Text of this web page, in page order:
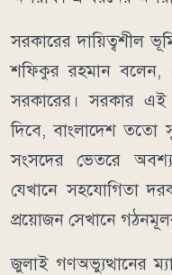
সরকারের দায়িত্বশীল
শফিকুর রহমান বলেন,
সরকারের। সরকার এই
দিবে, বাংলাদেশ ততো
সংসদের ভেতরে
যেখানে সহযোগিতা
প্রয়োজন সেখানে
জুলাই গণঅভ্যুত্থানের